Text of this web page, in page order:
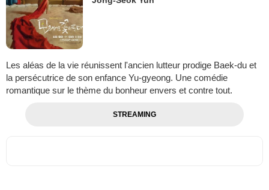
Les aléas de la vie réunissent l'ancien lutteur prodige Baek-du et
la persécutrice de son enfance Yu-gyeong. Une comédie
romantique sur le thème du bonheur envers et contre tout.
STREAMING